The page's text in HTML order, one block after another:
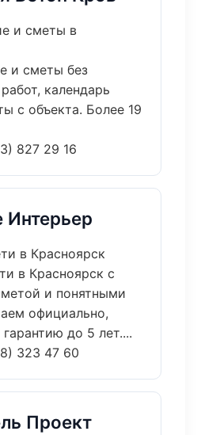
и сметы в
и сметы без
календарь
с объекта. Более 19
827 29 16
в Красноярск
в Красноярск с
и понятными
официально,
до 5 лет....
323 47 60
Проект